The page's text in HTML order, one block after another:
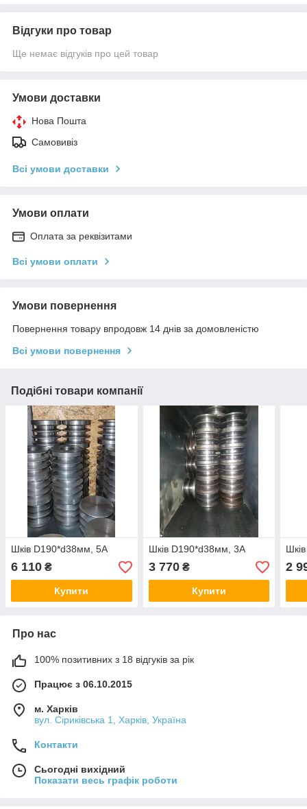
Відгуки про товар
Ще немає відгуків про цей товар
Умови доставки
Нова Пошта
Самовивіз
Всі умови доставки
Умови оплати
Оплата за реквізитами
Всі умови оплати
Умови повернення
Повернення товару впродовж 14 днів за домовленістю
Всі умови повернення
Подібні товари компанії
Шків D190*d38мм, 5А
6 110 ₴
Купити
Шків D190*d38мм, 3А
3 770₴
Купити
2
Про нас
100% позитивних з 18 відгуків за рік
Працює з 06.10.2015
м. Харків
вул. Сіриківська 1, Харків, Україна
Контакти
Сьогодні вихідний
Показати весь графік роботи